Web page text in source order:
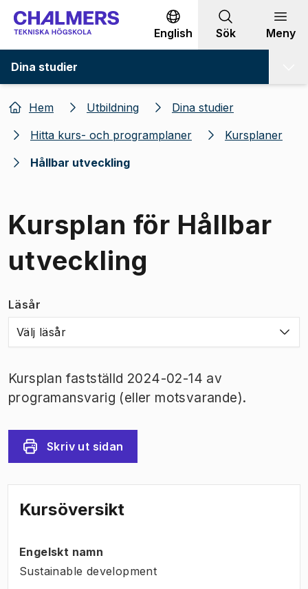
Gå till innehållet
English Sök Meny
Dina studier
Hem Utbildning
Dina studier
Hitta kurs- och programplaner
Kursplaner
Hållbar utveckling
Kursplan för Hållbar
utveckling
Läsår
Välj läsår
Kursplan fastställd 2024-02-14 av
programansvarig (eller motsvarande).
Skriv ut sidan
Kursöversikt
Engelskt namn
Sustainable development